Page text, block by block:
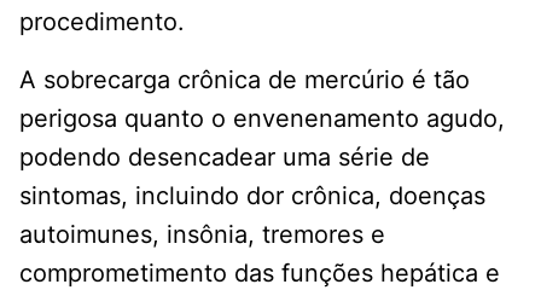
procedimento.
A sobrecarga crônica de mercúrio é tão
perigosa quanto o envenenamento agudo,
podendo desencadear uma série de
sintomas, incluindo dor crônica, doenças
autoimunes, insônia, tremores e
comprometimento das funções hepática e